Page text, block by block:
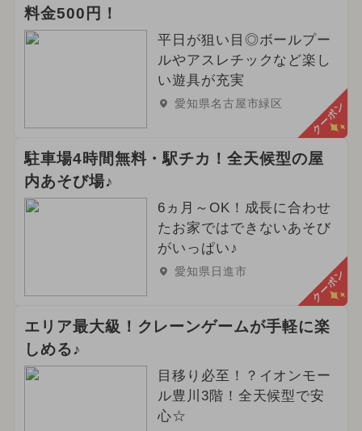
料金500円！
平日が狙い目◎ボールプー
ルやアスレチックなど楽し
い遊具が充実
愛知県名古屋市緑区 クーポン
駐車場4時間無料・駅チカ！全天候型の屋
内あそび場♪
6ヵ月～OK！成長に合わせ
たお家ではできないあそび
がいっぱい♪
愛知県日進市 クーポン
エリア最大級！クレーンゲームが手軽に楽
しめる♪
目移り必至！？イオンモー
ル豊川3階！全天候型で安
心☆